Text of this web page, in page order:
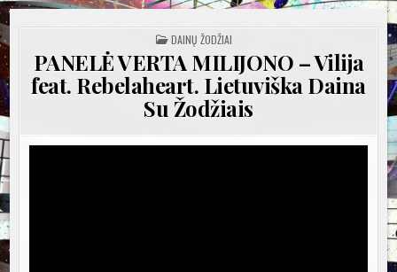
POSTED
IN
DAINŲ ŽODŽIAI
PANELĖ VERTA MILIJONO – Vilija
feat. Rebelaheart. Lietuviška Daina
Su Žodžiais